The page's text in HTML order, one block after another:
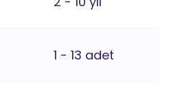
1 - 13 adet